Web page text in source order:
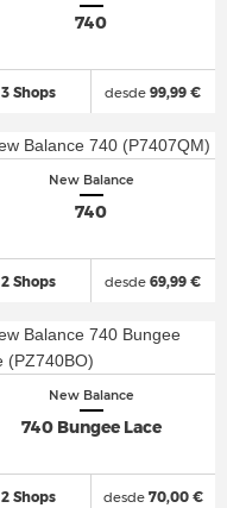
740
3 Shops desde 99,99 €
New Balance
740
2 Shops desde 69,99 €
New Balance
740 Bungee Lace
2 Shops desde70,00 €